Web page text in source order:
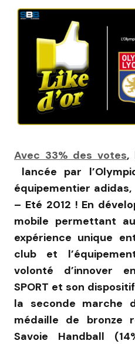
Avec 33% des votes,
lancée par
équipementier
– Eté 2012 ! En
mobile permettant
expérience unique
club et
volonté d’innover
SPORT et son
la seconde marche
médaille de bronze
Savoie Handball